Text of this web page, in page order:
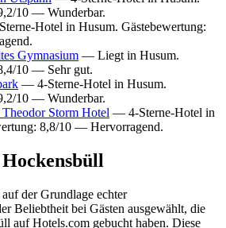
10 — Wunderbar.
Hotel in Husum. Gästebewertung:
Gymnasium — Liegt in Husum.
10 — Sehr gut.
— 4-Sterne-Hotel in Husum.
10 — Wunderbar.
Theodor Storm Hotel — 4-Sterne-Hotel in
8,8/10 — Hervorragend.
der Grundlage echter
Beliebtheit bei Gästen ausgewählt, die
auf Hotels.com gebucht haben. Diese